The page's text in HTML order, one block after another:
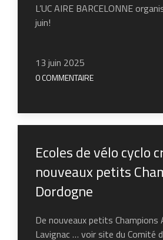
L’UC AIRE BARCELONNE
juin!
13 juin 2025
0 COMMENTAIRE
Ecoles de vélo cyclo
nouveaux petits
Dordogne
De nouveaux petits Champions
Lavignac … voir site du Comité